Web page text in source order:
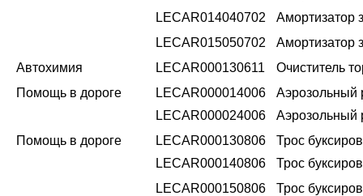
LECAR014040702
Амортизатор
LECAR015050702
Амортизатор
Автохимия
LECAR000130611
Очиститель
Помощь в дороге
LECAR000014006
Аэрозольный
LECAR000024006
Аэрозольный
Помощь в дороге
LECAR000130806
Трос
LECAR000140806
Трос
LECAR000150806
Трос